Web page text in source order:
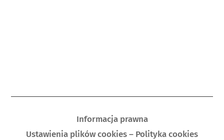
Informacja prawna
Ustawienia plików cookies – Polityka cookies